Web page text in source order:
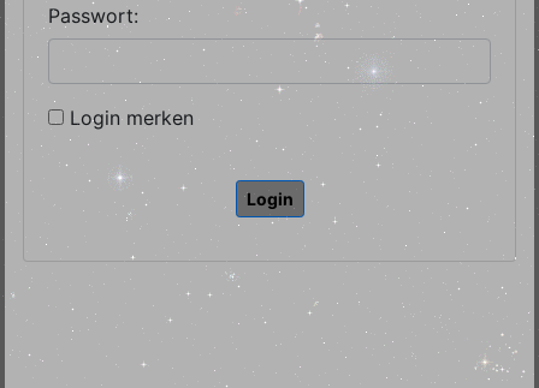
Passwort:
Login merken
Login